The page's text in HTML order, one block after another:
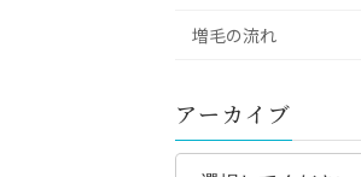
増毛の流れ
アーカイブ